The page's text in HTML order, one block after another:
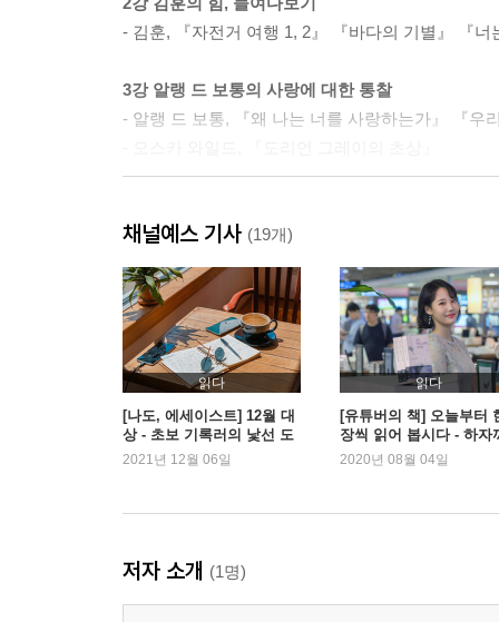
- 김훈, 『자전거 여행 1, 2』 『바다의 기별』 『
3강 알랭 드 보통의 사랑에 대한 통찰
- 알랭 드 보통, 『왜 나는 너를 사랑하는가』 『우
- 김화영, 『시간의 파도로 지은 성』
- 니코스 카잔차키스, 『그리스인 조르바』
- 알베르 카뮈, 『이방인』
- 장 그르니에, 『섬』
5강 결코 가볍지 않은 사랑, 참을 수 없는 존재의 가
- 밀란 쿤데라, 『참을 수 없는 존재의 가벼움』
6장 불안과 외로움에서 당신을 지켜주리니, 안나
- 오주석, 『오주석의 옛 그림 읽기의 즐거움 1, 2』
- 손철주, 『인생이 그림 같다』
채널예스 기사 (19개)
읽다
[나도, 에세이스트] 12월 대
상 - 초보 기록러의 낯선 도
시 산책기
2021년 12월 06일
읽다
[유튜버의 책] 오늘부터
장씩 읽어 봅시다 - 하자
편
2020년 08월 04일
저자 소개 (1명)